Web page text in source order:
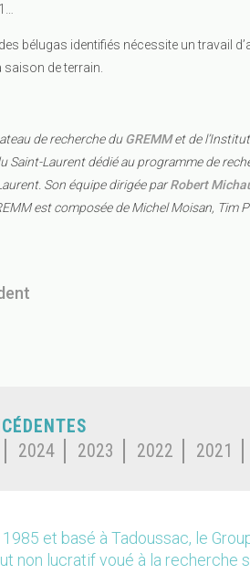
bélugas identifiés nécessite un travail
de terrain.
de recherche duGREMMet de
Saint-Laurent dédié au programme de
Son équipe dirigée parRobert
est composée de Michel Moisan, Tim
2024 2023 2022 2021
1985 et basé à Tadoussac, le
non lucratif voué à la recherche